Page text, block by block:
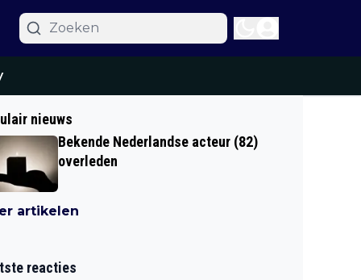
nieuws
Bekende Nederlandse acteur (82)
overleden
artikelen
reacties